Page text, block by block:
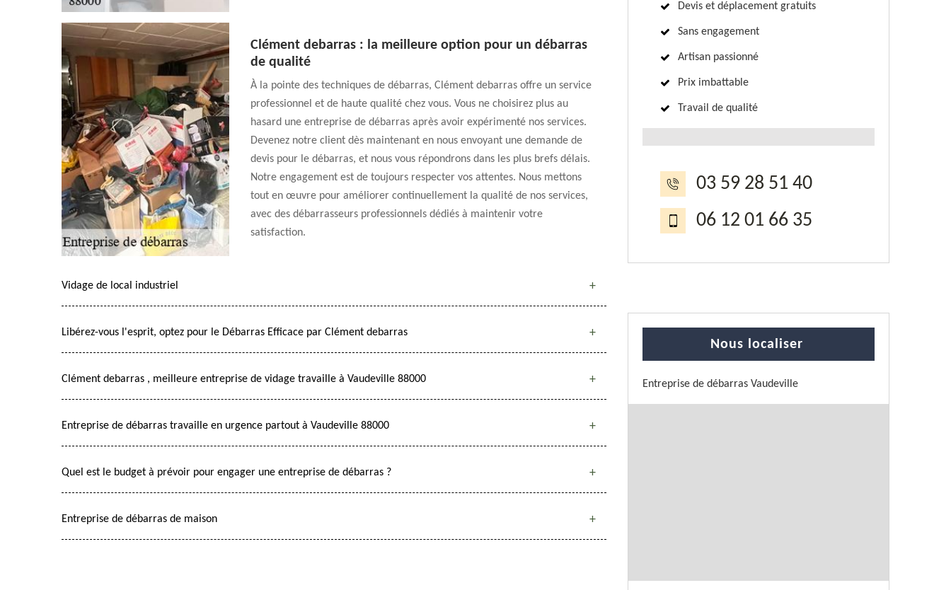
Clément debarras : la meilleure option pour un débarras
de qualité
À la pointe des techniques de débarras, Clément debarras offre un service
professionnel et de haute qualité chez vous. Vous ne choisirez plus au
hasard une entreprise de débarras après avoir expérimenté nos services.
Devenez notre client dès maintenant en nous envoyant une demande de
devis pour le débarras, et nous vous répondrons dans les plus brefs délais.
Notre engagement est de toujours respecter vos attentes. Nous mettons
tout en œuvre pour améliorer continuellement la qualité de nos services,
avec des débarrasseurs professionnels dédiés à maintenir votre
satisfaction.
Vidage de local industriel
Libérez-vous l'esprit, optez pour le Débarras Efficace par Clément debarras
Clément debarras , meilleure entreprise de vidage travaille à Vaudeville 88000
Entreprise de débarras travaille en urgence partout à Vaudeville 88000
Quel est le budget à prévoir pour engager une entreprise de débarras ?
Entreprise de débarras de maison
Devis et déplacement gratuits
Sans engagement
Artisan passionné
Prix imbattable
Travail de qualité
03 59 28 51 40
06 12 01 66 35
Nous localiser
Entreprise de débarras Vaudeville